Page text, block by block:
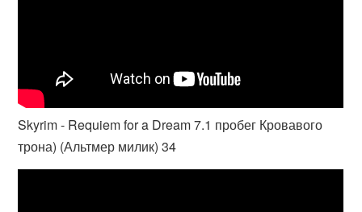
Skyrim - Requiem for a Dream 7.1 пробег Кровавого
трона) (Альтмер милик) 34